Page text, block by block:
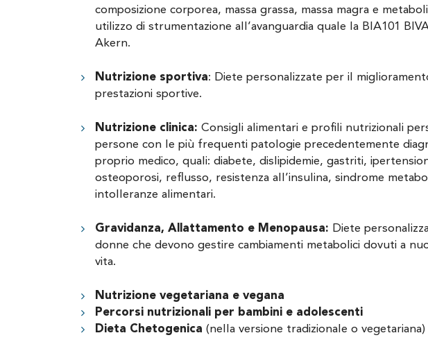
composizione corporea, massa grassa, massa magra e
utilizzo di strumentazione all’avanguardia quale la BIA101
Akern.
Nutrizione sportiva: Diete personalizzate per il
prestazioni sportive.
Nutrizione clinica: Consigli alimentari e profili nutrizionali
persone con le più frequenti patologie precedentemente
proprio medico, quali: diabete, dislipidemie, gastriti,
osteoporosi, reflusso, resistenza all’insulina, sindrome
intolleranze alimentari.
Gravidanza, Allattamento e Menopausa: Diete
donne che devono gestire cambiamenti metabolici dovuti a
vita.
Nutrizione vegetariana e vegana
Percorsi nutrizionali per bambini e adolescenti
Dieta Chetogenica (nella versione tradizionale o vegetariana)